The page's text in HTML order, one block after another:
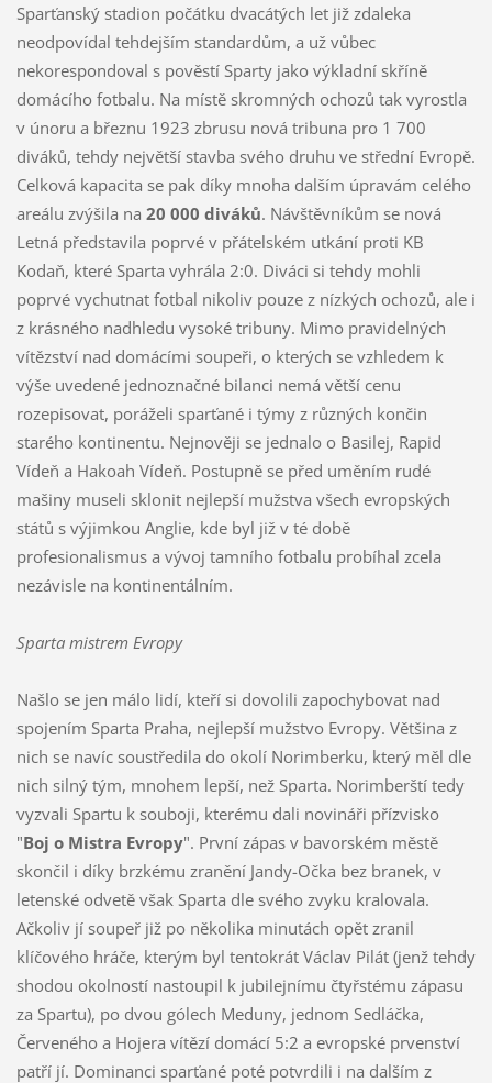
Sparťanský stadion počátku dvacátých let již zdaleka
neodpovídal tehdejším standardům, a už vůbec
nekorespondoval s pověstí Sparty jako výkladní skříně
domácího fotbalu. Na místě skromných ochozů tak vyrostla
v únoru a březnu 1923 zbrusu nová tribuna pro 1 700
diváků, tehdy největší stavba svého druhu ve střední Evropě.
Celková kapacita se pak díky mnoha dalším úpravám celého
areálu zvýšila na 20 000 diváků. Návštěvníkům se nová
Letná představila poprvé v přátelském utkání proti KB
Kodaň, které Sparta vyhrála 2:0. Diváci si tehdy mohli
poprvé vychutnat fotbal nikoliv pouze z nízkých ochozů, ale i
z krásného nadhledu vysoké tribuny. Mimo pravidelných
vítězství nad domácími soupeři, o kterých se vzhledem k
výše uvedené jednoznačné bilanci nemá větší cenu
rozepisovat, poráželi sparťané i týmy z různých končin
starého kontinentu. Nejnověji se jednalo o Basilej, Rapid
Vídeň a Hakoah Vídeň. Postupně se před uměním rudé
mašiny museli sklonit nejlepší mužstva všech evropských
států s výjimkou Anglie, kde byl již v té době
profesionalismus a vývoj tamního fotbalu probíhal zcela
nezávisle na kontinentálním.
Sparta mistrem Evropy
Našlo se jen málo lidí, kteří si dovolili zapochybovat nad
spojením Sparta Praha, nejlepší mužstvo Evropy. Většina z
nich se navíc soustředila do okolí Norimberku, který měl dle
nich silný tým, mnohem lepší, než Sparta. Norimberští tedy
vyzvali Spartu k souboji, kterému dali novináři přízvisko
"Boj o Mistra Evropy". První zápas v bavorském městě
skončil i díky brzkému zranění Jandy-Očka bez branek, v
letenské odvetě však Sparta dle svého zvyku kralovala.
Ačkoliv jí soupeř již po několika minutách opět zranil
klíčového hráče, kterým byl tentokrát Václav Pilát (jenž tehdy
shodou okolností nastoupil k jubilejnímu čtyřstému zápasu
za Spartu), po dvou gólech Meduny, jednom Sedláčka,
Červeného a Hojera vítězí domácí 5:2 a evropské prvenství
patří jí. Dominanci sparťané poté potvrdili i na dalším z